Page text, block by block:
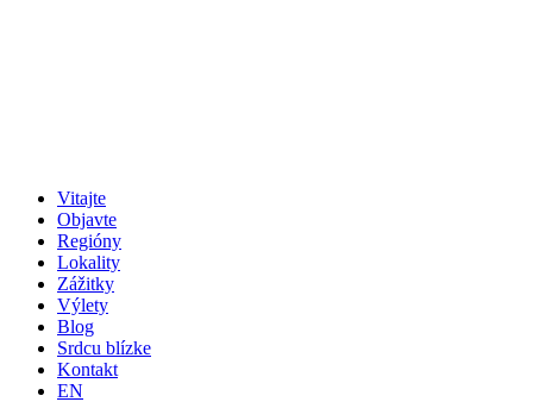
Vitajte
Objavte
Regióny
Lokality
Zážitky
Výlety
Blog
Srdcu blízke
Kontakt
EN